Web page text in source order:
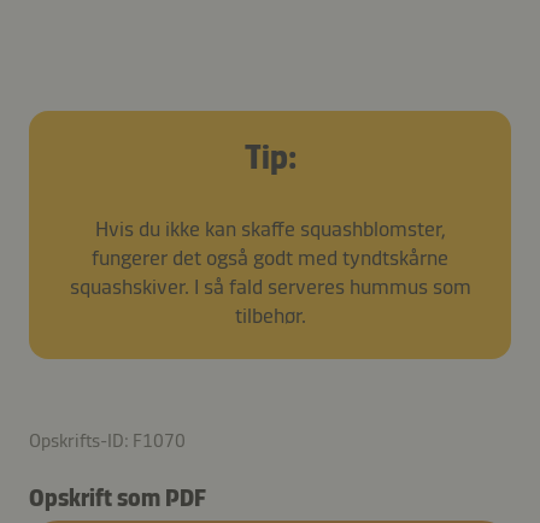
Tip:
Hvis du ikke kan skaffe squashblomster,
fungerer det også godt med tyndtskårne
squashskiver. I så fald serveres hummus som
tilbehør.
Opskrifts-ID: F1070
Opskrift som PDF